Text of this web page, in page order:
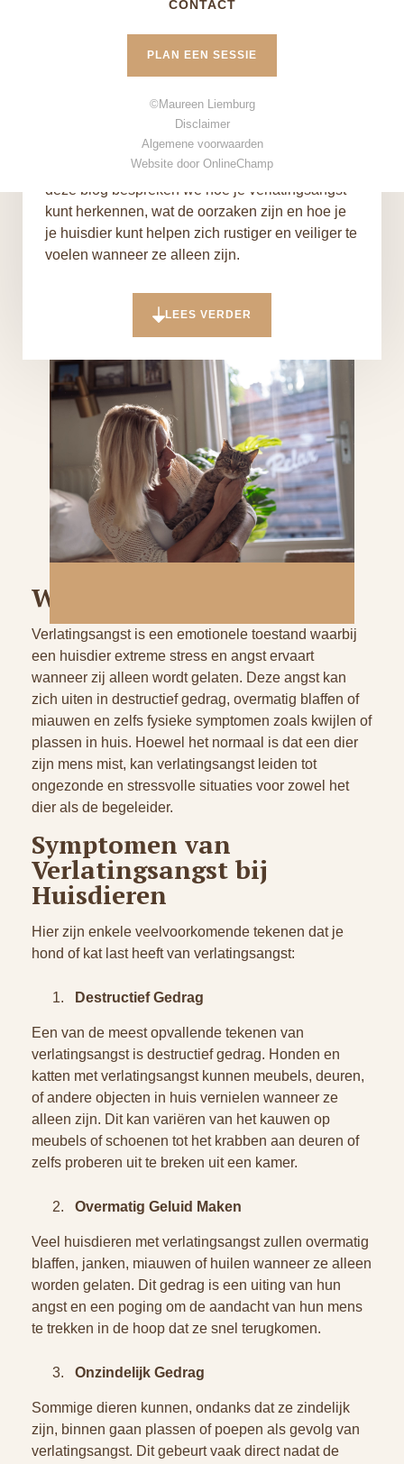
CONTACT
PLAN EEN SESSIE
©Maureen Liemburg
Disclaimer
Algemene voorwaarden
Website door OnlineChamp
zijn sociale wezens en hechten zich sterk aan
hun mensen. Wanneer ze alleen worden gelaten,
kunnen sommige huisdieren intense stress en
angst ervaren. Het herkennen van
verlatingsangst en het begrijpen van de
oorzaken kan je helpen om je dier te
ondersteunen en hun welzijn te verbeteren. In
deze blog bespreken we hoe je verlatingsangst
kunt herkennen, wat de oorzaken zijn en hoe je
je huisdier kunt helpen zich rustiger en veiliger te
voelen wanneer ze alleen zijn.
LEES VERDER
Wat is Verlatingsangst?
Verlatingsangst is een emotionele toestand waarbij
een huisdier extreme stress en angst ervaart
wanneer zij alleen wordt gelaten. Deze angst kan
zich uiten in destructief gedrag, overmatig blaffen of
miauwen en zelfs fysieke symptomen zoals kwijlen of
plassen in huis. Hoewel het normaal is dat een dier
zijn mens mist, kan verlatingsangst leiden tot
ongezonde en stressvolle situaties voor zowel het
dier als de begeleider.
Symptomen van
Verlatingsangst bij
Huisdieren
Hier zijn enkele veelvoorkomende tekenen dat je
hond of kat last heeft van verlatingsangst:
Destructief Gedrag
Een van de meest opvallende tekenen van
verlatingsangst is destructief gedrag. Honden en
katten met verlatingsangst kunnen meubels, deuren,
of andere objecten in huis vernielen wanneer ze
alleen zijn. Dit kan variëren van het kauwen op
meubels of schoenen tot het krabben aan deuren of
zelfs proberen uit te breken uit een kamer.
Overmatig Geluid Maken
Veel huisdieren met verlatingsangst zullen overmatig
blaffen, janken, miauwen of huilen wanneer ze alleen
worden gelaten. Dit gedrag is een uiting van hun
angst en een poging om de aandacht van hun mens
te trekken in de hoop dat ze snel terugkomen.
Onzindelijk Gedrag
Sommige dieren kunnen, ondanks dat ze zindelijk
zijn, binnen gaan plassen of poepen als gevolg van
verlatingsangst. Dit gebeurt vaak direct nadat de